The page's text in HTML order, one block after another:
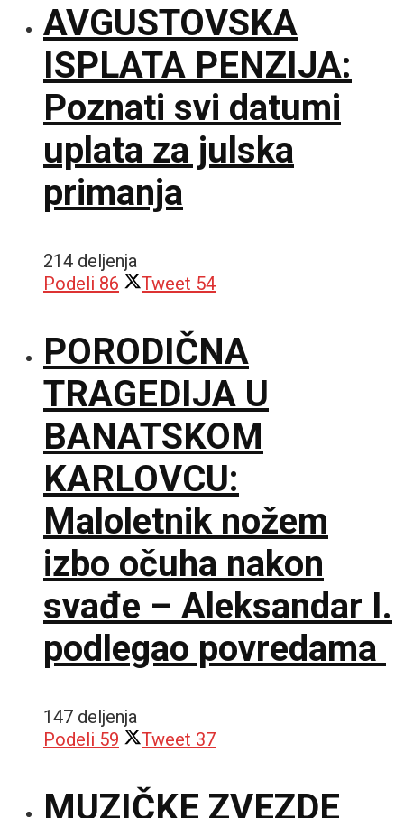
AVGUSTOVSKA
ISPLATA PENZIJA:
Poznati svi datumi
uplata za julska
primanja
214 deljenja
Podeli 86 Tweet 54
PORODIČNA
TRAGEDIJA U
BANATSKOM
KARLOVCU:
Maloletnik nožem
izbo očuha nakon
svađe – Aleksandar I.
podlegao povredama
147 deljenja
Podeli 59 Tweet 37
MUZIČKE ZVEZDE